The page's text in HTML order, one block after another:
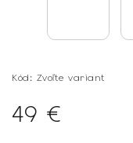
Kód: Zvoľte variant
49 €